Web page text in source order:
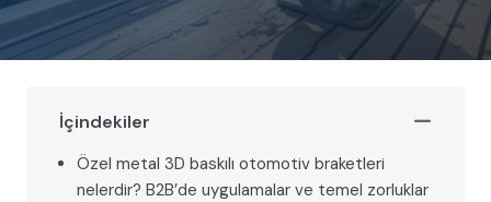
İçindekiler
Özel metal 3D baskılı otomotiv braketleri
nelerdir? B2B’de uygulamalar ve temel zorluklar